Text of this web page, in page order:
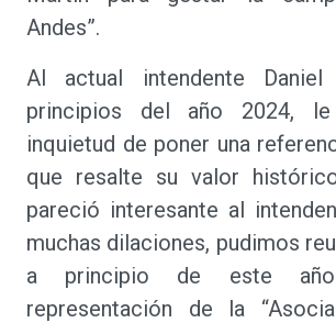
Andes”.
Al actual intendente Daniel
principios del año 2024,
inquietud de poner una
que resalte su valor
pareció interesante al
muchas dilaciones, pudimos
a principio de este
representación de la